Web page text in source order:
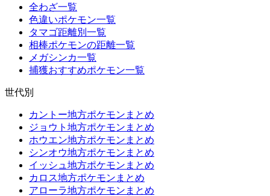
全わざ一覧
色違いポケモン一覧
タマゴ距離別一覧
相棒ポケモンの距離一覧
メガシンカ一覧
捕獲おすすめポケモン一覧
世代別
カントー地方ポケモンまとめ
ジョウト地方ポケモンまとめ
ホウエン地方ポケモンまとめ
シンオウ地方ポケモンまとめ
イッシュ地方ポケモンまとめ
カロス地方ポケモンまとめ
アローラ地方ポケモンまとめ